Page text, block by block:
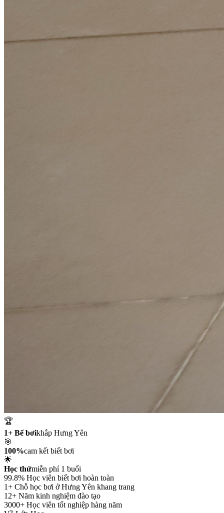
🏆
1+ Bể bơikhắp Hưng Yên
🎯
100%cam kết biết bơi
🌟
Học thửmiễn phí 1 buổi
99.8% Học viên biết bơi hoàn toàn
1+ Chỗ học bơi ở Hưng Yên khang trang
12+ Năm kinh nghiệm đào tạo
3000+ Học viên tốt nghiệp hàng năm